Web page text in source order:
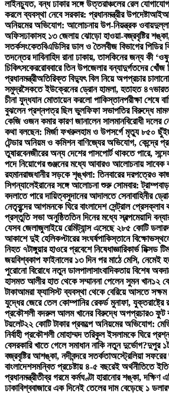
লাইনচ্যুত, বন্ধ ঢাকার সঙ্গে উত্তরাঞ্চলের রেল যোগাযোগ
করলে ব্যবস্থা নেবে সরকার: প্রধানমন্ত্রীর উপদেষ্টা
অনিয়মের অভিযোগ: আলোচনায় উপ-নিয়ন্ত্রক
অফিসঢাকাসহ ১৩ জেলায় ঝোড়ো হাওয়া-বজ্রবৃষ্টির শঙ্কা,
সতর্কসংকেতবিএডিসির ডাল ও তৈলবীজ বিভাগের
তদন্তের দাবিনাহিদ রানা ঢাকায়, তাসকিনের জন্য কী
চিকিৎসকেররোববারে তিন উপজেলার বন্যাদুর্গতদের খোঁজ
প্রধানমন্ত্রীঅতিরিক্ত বিদ্যুৎ বিল নিয়ে অপপ্রচার
সমুদ্রসৈকতে ইউক্রেনের ড্রোন হামলা, হতাহত ৪৭
চীনা যুদ্ধযান মোতায়েন করলো পাকিস্তানপরীক্ষা শেষে
বুঝলেন প্রশ্নপত্র ছিল ভুলফিফা সভাপতির বিরুদ্ধে
কেজি ওজন কমার কারণ জানালেন সালমানবিরোধী দলের
কথা বলছেন: মির্জা ফখরুলহাম ও উপসর্গে মৃত্যু ৮৫০
টেন্ডার অনিয়ম ও কমিশন বাণিজ্যের অভিযোগ, কেন্দ্রে
তুষারবেনজীরের অন্য দেশের পাসপোর্ট থাকতে পারে, সন্দেহ
পদে নিয়োগের গুঞ্জনের মধ্যে আবারও আলোচনায় সাবেক
রহমানরাজধানীর সড়কে শৃঙ্খলা: তিনবারের দরপত্রেও
সিগন্যালেইরানের সঙ্গে আলোচনা শুরু সোমবার: ট্রাম্প
বদলাতে পারে দায়িত্বসুদানের আদালতে সেনাবাহিনীর
নেতৃবৃন্দের আগমনকে ঘিরে বাংলাদেশ সেন্ট্রাল প্রেসক্লাব
প্রস্তুতি সভা অনুষ্ঠিততিন দিনের মধ্যে স্বল্পমেয়াদি
যেসব জেলাজুলাইয়ে রেমিট্যান্স এসেছে ২৮৫ কোটি ডলার
আকাশে দুই হেলিকপ্টারের সংঘর্ষপাকিস্তানে
নিহত ৭টাঙ্গুয়ার হাওরে প্রবেশে নিষেধাজ্ঞারিকার্ভ মিক্সড
জয়বিশ্বকাপ ফাইনালের ১৩ দিন পর মাঠে মেসি, নেমেই
পুরোনো বিরোধে নতুন ডালপালাসাংবাদিকতায় বিশেষ
হাসমত আলীর হাত থেকে সম্মাননা পেলেন সুমন খান১২
টাকাআমরা ফ্যাসিস্ট ব্যবস্থা থেকে বেরিয়ে আসতে সক্ষম
যুদ্ধের জেরে তেল কোম্পানির রেকর্ড মুনাফা, যুক্তরাষ্ট্রে
প্রকৌশলী বদরুল আলম খানের বিরুদ্ধে অপপ্রচার৩ ফুট
টয়লেট২২ কোটি টাকার প্রকল্পে অনিয়মের অভিযোগ:
নির্বাহী প্রকৌশলী মোহাম্মদ তরিকুল ইসলামকে ঘিরে প্রশ্ন
বেসরকারি খাতে গেলে সমাধান নাকি নতুন দুর্ভোগ?দুপুর
বজ্রবৃষ্টির আশঙ্কা, নদীবন্দরে সতর্কতাঅস্ট্রেলিয়া
বাংলাদেশসমন্বিত প্রচেষ্টায় ৪-৫ বছরেই অর্থনীতিতে
প্রধানমন্ত্রীতীব্র গরমে কর্মঘণ্টা হারানোর শঙ্কা, দক্ষিণ
ঢাকাবিশ্ববাজারে এক দিনেই তেলের দাম বেড়েছে ১ ডলার